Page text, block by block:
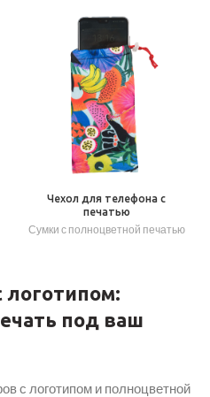
Чехол для телефона с
печатью
Сумки с полноцветной печатью
под ваш
с логотипом и полноцветной